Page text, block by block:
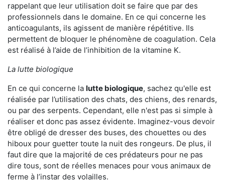
rappelant que leur utilisation doit se faire que par des
professionnels dans le domaine. En ce qui concerne les
anticoagulants, ils agissent de manière répétitive. Ils
permettent de bloquer le phénomène de coagulation. Cela
est réalisé à l’aide de l’inhibition de la vitamine K.
La lutte biologique
En ce qui concerne la lutte biologique, sachez qu'elle est
réalisée par l’utilisation des chats, des chiens, des renards,
ou par des serpents. Cependant, elle n'est pas si simple à
réaliser et donc pas assez évidente. Imaginez-vous devoir
être obligé de dresser des buses, des chouettes ou des
hiboux pour guetter toute la nuit des rongeurs. De plus, il
faut dire que la majorité de ces prédateurs pour ne pas
dire tous, sont de réelles menaces pour vous animaux de
ferme à l’instar des volailles.